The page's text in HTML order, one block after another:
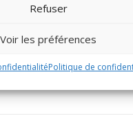
Refuser
Voir les préférences
Politique de